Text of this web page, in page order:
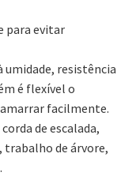
para evitar
umidade, resistência
é flexível o
facilmente.
de escalada,
trabalho de árvore,